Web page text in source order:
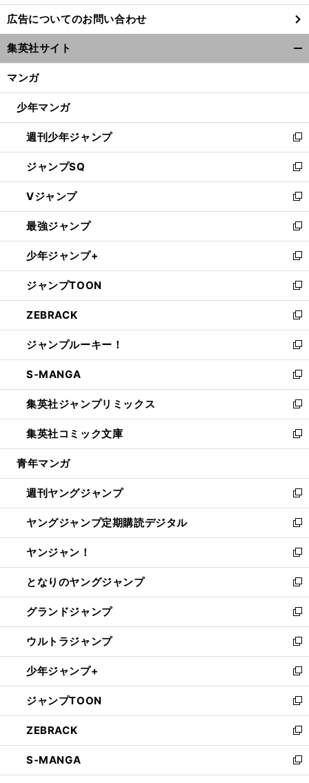
し
い
ウ
ィ
ン
ウ
開
く
広告についてのお問い合わせ
集英社サイト
マンガ
少年マンガ
週刊少年ジャンプ
新
し
い
ウ
ィ
ン
ド
ウ
で
開
く
ジャンプSQ
新
し
い
ウ
ィ
ン
ド
ウ
で
開
く
Vジャンプ
新
し
い
ウ
ィ
ン
ド
ウ
で
開
く
最強ジャンプ
新
し
い
ウ
ィ
ン
ド
ウ
で
開
く
少年ジャンプ+
新
し
い
ウ
ィ
ン
ド
ウ
で
開
く
ジャンプTOON
新
し
い
ウ
ィ
ン
ド
ウ
で
開
く
ZEBRACK
新
し
い
ウ
ィ
ン
ド
ウ
で
開
ジャンプルーキー！
新
し
い
ウ
ィ
ン
ド
ウ
開
く
S-MANGA
新
し
い
ウ
ィ
ン
ウ
で
開
く
集英社ジャンプリミックス
新
し
い
ウ
ン
ド
ウ
で
開
く
集英社コミック文庫
新
し
ウ
ィ
ン
ド
ウ
で
開
く
青年マンガ
週刊ヤングジャンプ
新
し
い
ウ
ィ
ン
ド
ウ
で
開
く
ヤングジャンプ定期購読デジタル
新
し
い
ウ
ィ
ン
ド
ウ
で
開
く
ヤンジャン！
新
し
い
ウ
ィ
ン
ド
ウ
で
開
く
となりのヤングジャンプ
新
し
い
ウ
ィ
ン
ド
ウ
で
開
く
グランドジャンプ
新
し
い
ウ
ィ
ン
ド
ウ
で
開
く
ウルトラジャンプ
新
し
い
ウ
ィ
ン
ド
ウ
で
開
少年ジャンプ+
新
し
い
ウ
ィ
ン
ド
ウ
ジャンプTOON
新
し
い
ウ
ィ
ン
ZEBRACK
新
し
い
ウ
S-MANGA
新
し